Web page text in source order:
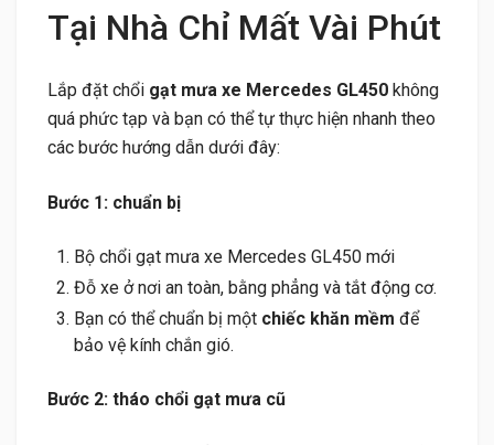
Tại Nhà Chỉ Mất Vài Phút
Lắp đặt chổi gạt mưa xe Mercedes GL450 không
quá phức tạp và bạn có thể tự thực hiện nhanh theo
các bước hướng dẫn dưới đây:
Bước 1: chuẩn bị
Bộ chổi gạt mưa xe Mercedes GL450 mới
Đỗ xe ở nơi an toàn, bằng phẳng và tắt động cơ.
Bạn có thể chuẩn bị một chiếc khăn mềm để
bảo vệ kính chắn gió.
Bước 2: tháo chổi gạt mưa cũ